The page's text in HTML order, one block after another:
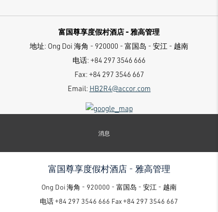
富国尊享度假村酒店 - 雅高管理
地址: Ong Doi 海角 - 920000 - 富国岛 - 安江 - 越南
电话: +84 297 3546 666
Fax: +84 297 3546 667
Email: HB2R4@accor.com
消息
富国尊享度假村酒店 - 雅高管理
Ong Doi 海角 - 920000 - 富国岛 - 安江 - 越南
电话+84 297 3546 666 Fax+84 297 3546 667